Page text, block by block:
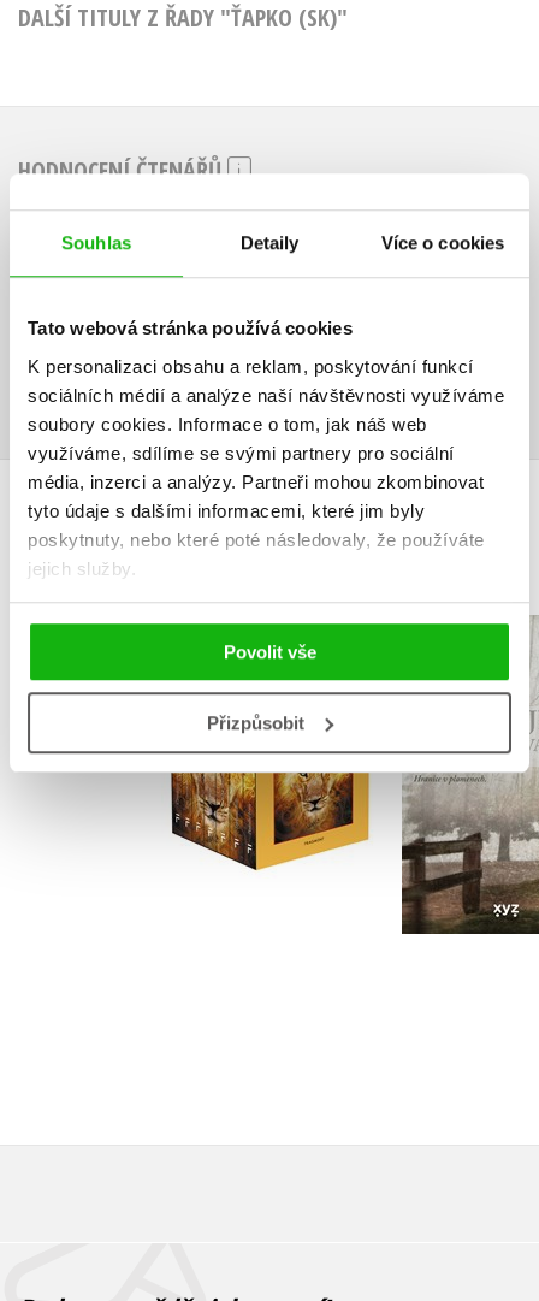
Souhlas Detaily Více o cookies
Tato webová stránka používá cookies
K personalizaci obsahu a reklam, poskytování funkcí
sociálních médií a analýze naší návštěvnosti využíváme
soubory cookies. Informace o tom, jak náš web
využíváme, sdílíme se svými partnery pro sociální
média, inzerci a analýzy. Partneři mohou zkombinovat
tyto údaje s dalšími informacemi, které jim byly
poskytnuty, nebo které poté následovaly, že používáte
jejich služby.
Povolit vše
Přizpůsobit
DALŠÍ TITULY Z ŘADY "ŤAPKO (SK)"
HODNOCENÍ ČTENÁŘŮ
Uživatelskou recenzi mohou vkládat pouze registrovaní uživatelé
Přihlásit
MOHLO BY VÁS TAKÉ ZAJÍMAT
NARNIE – komplet
Do košíku
Izabela
Do
343 Kč